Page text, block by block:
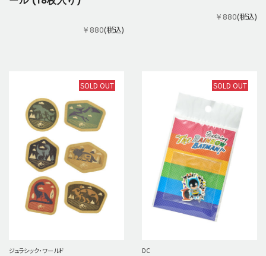
￥880(税込)
￥880(税込)
SOLD OUT
ジュラシック・ワールド
SOLD OUT
DC